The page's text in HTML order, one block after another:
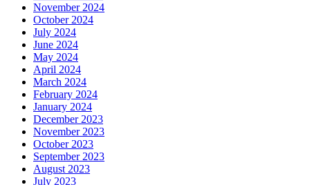
November 2024
October 2024
July 2024
June 2024
May 2024
April 2024
March 2024
February 2024
January 2024
December 2023
November 2023
October 2023
September 2023
August 2023
July 2023